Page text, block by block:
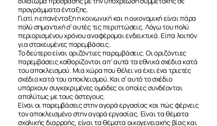
προγράμματα ένταξης.
Γιατί η επανένταξη η κοινωνική και η οικονομική είναι πάρα
πολύ σημαντική σ’ αυτές τις περιπτώσεις. Λόγω του πολύ
περιορισμένου χρόνου αναφέρομαι ενδεικτικά. Είπα λοιπόν
για στοχευμένες παρεμβάσεις.
Το δεύτερο είναι οριζόντιες παρεμβάσεις. Οι οριζόντιες
παρεμβάσεις καθορίζονται απ’ αυτά τα εθνικά σχέδια κατά
του αποκλεισμού. Μια χώρα που θέλει να έχει ένα τριετές
σχέδιο κατά του αποκλεισμού. Και σ’ αυτό το σχέδιο
υπάρχουν συγκεκριμένες ομάδες οι οποίες συνδέονται
απολύτως με τους άστεγους.
Είναι οι παρεμβάσεις στην αγορά εργασίας και πώς φέρνεις
τον αποκλεισμένο στην αγορά εργασίας. Είναι τα θέματα
σχολικής διαρροής, είναι τα θέματα οικογενειακής βίας και